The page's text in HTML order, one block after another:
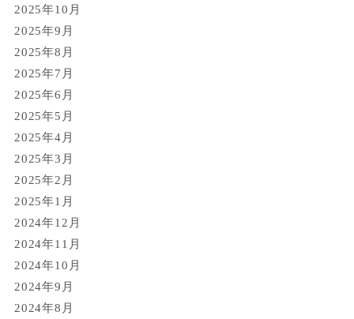
2025年10月
2025年9月
2025年8月
2025年7月
2025年6月
2025年5月
2025年4月
2025年3月
2025年2月
2025年1月
2024年12月
2024年11月
2024年10月
2024年9月
2024年8月